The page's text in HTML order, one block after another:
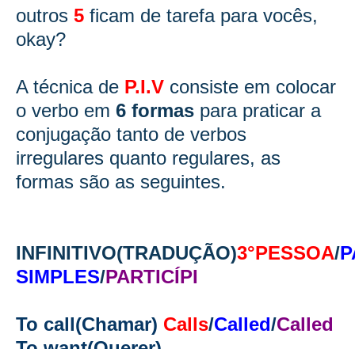
outros 5 ficam de tarefa para vocês,
okay?
A técnica de P.I.V consiste em colocar
o verbo em 6 formas para praticar a
conjugação tanto de verbos
irregulares quanto regulares, as
formas são as seguintes.
INFINITIVO(TRADUÇÃO)3°PESSOA/
SIMPLES/PARTICÍPI
To call(Chamar) Calls/Called/Called